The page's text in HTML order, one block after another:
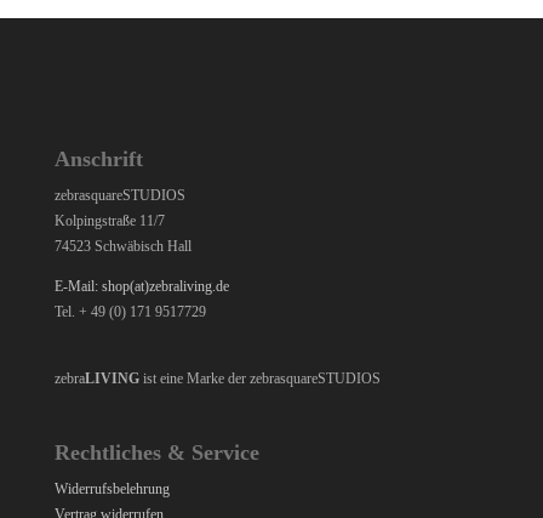
Anschrift
zebrasquareSTUDIOS
Kolpingstraße 11/7
74523 Schwäbisch Hall
E-Mail: shop(at)zebraliving.de
Tel. + 49 (0) 171 9517729
zebraLIVINGist eine Marke der zebrasquareSTUDIOS
Rechtliches & Service
Widerrufsbelehrung